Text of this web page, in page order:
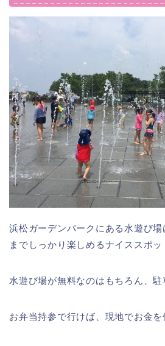
浜松ガーデンパークにある水遊び
までしっかり楽しめるナイススポッ
水遊び場が無料なのはもちろん、駐
お弁当持参で行けば、現地でお金を